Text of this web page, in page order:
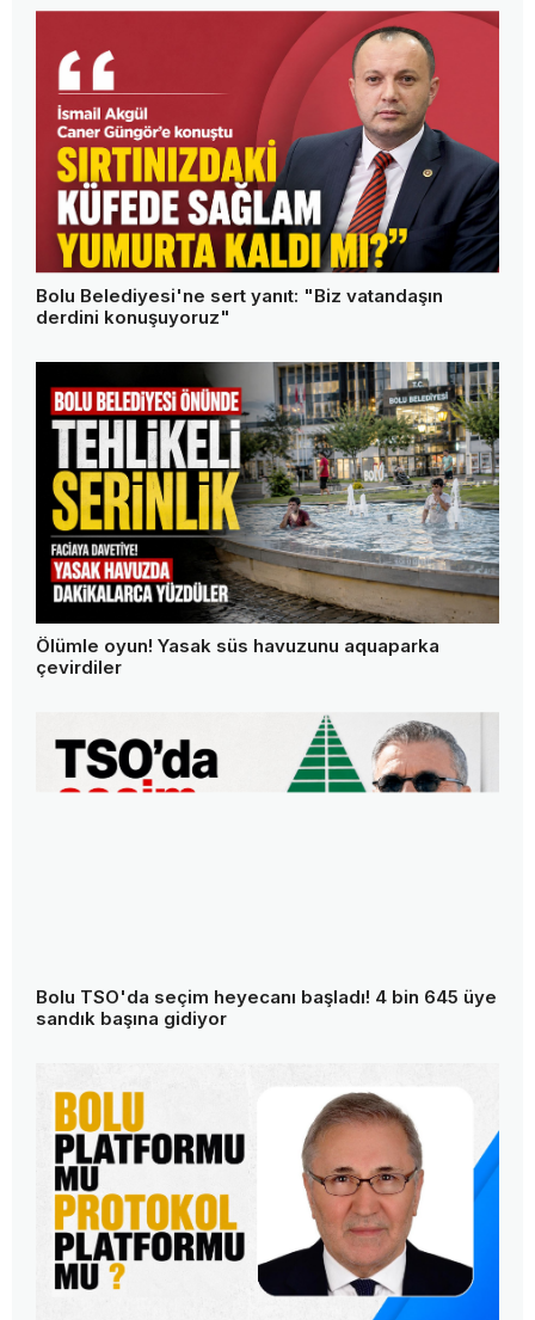
Bolu Belediyesi'ne sert yanıt: "Biz vatandaşın
derdini konuşuyoruz"
Ölümle oyun! Yasak süs havuzunu aquaparka
çevirdiler
Bolu TSO'da seçim heyecanı başladı! 4 bin 645 üye
sandık başına gidiyor